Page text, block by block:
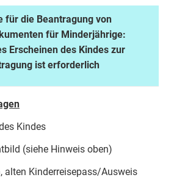
für die Beantragung von
für Minderjährige:
Erscheinen des Kindes zur
ist erforderlich
Kindes
(siehe Hinweis oben)
alten Kinderreisepass/Ausweis